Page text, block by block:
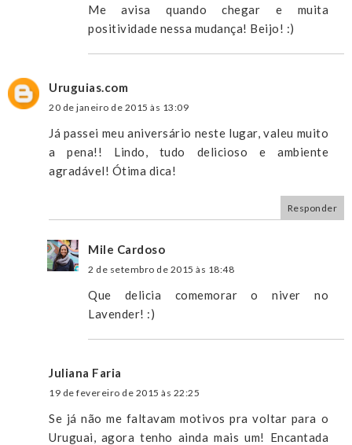
Me avisa quando chegar e muita
positividade nessa mudança! Beijo! :)
Uruguias.com
20 de janeiro de 2015 às 13:09
Já passei meu aniversário neste lugar, valeu muito
a pena!! Lindo, tudo delicioso e ambiente
agradável! Ótima dica!
Responder
Mile Cardoso
2 de setembro de 2015 às 18:48
Que delicia comemorar o niver no
Lavender! :)
Juliana Faria
19 de fevereiro de 2015 às 22:25
Se já não me faltavam motivos pra voltar para o
Uruguai, agora tenho ainda mais um! Encantada